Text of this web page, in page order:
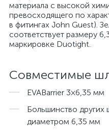
материала с высокой
превосходящего по
в фитингах John Guest).
соответствует размеру
маркировке Duotight.
Совместимые
EVABarrier 3×6,35 мм
Большинство других
диаметром 6,35 мм